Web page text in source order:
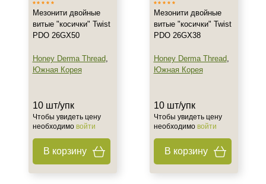
Действие
Назначение против
Отёки
Потеря эластичности
Показать еще
Результат
Мезонити двойные
витые "косички" Twist
PDO 26GX50
Honey Derma Thread,
Южная Корея
10 шт/упк
Чтобы увидеть цену
необходимо войти
В корзину
Мезонити двойные
витые "косички" Twist
PDO 26GX38
Honey Derma Thread,
Южная Корея
10 шт/упк
Чтобы увидеть цену
необходимо войти
В корзину